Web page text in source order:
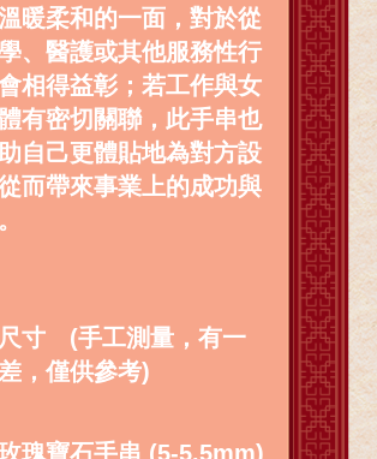
暖柔和的一面，對於從
、醫護或其他服務性行
相得益彰；若工作與女
有密切關聯，此手串也
自己更體貼地為對方設
而帶來事業上的成功與
寸 (手工測量，有一
，僅供參考)
瑰寶石手串 (5-5.5mm)